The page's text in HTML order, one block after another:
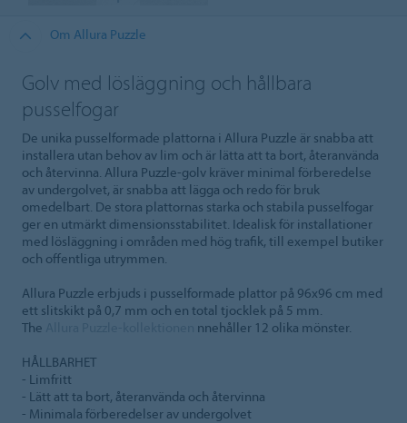
Om Allura Puzzle
Golv med lösläggning och hållbara
pusselfogar
De unika pusselformade plattorna i Allura Puzzle är snabba att
installera utan behov av lim och är lätta att ta bort, återanvända
och återvinna. Allura Puzzle-golv kräver minimal förberedelse
av undergolvet, är snabba att lägga och redo för bruk
omedelbart. De stora plattornas starka och stabila pusselfogar
ger en utmärkt dimensionsstabilitet. Idealisk för installationer
med lösläggning i områden med hög trafik, till exempel butiker
och offentliga utrymmen.
Allura Puzzle erbjuds i pusselformade plattor på 96x96 cm med
ett slitskikt på 0,7 mm och en total tjocklek på 5 mm.
The
nnehåller 12 olika mönster.
HÅLLBARHET
- Limfritt
- Lätt att ta bort, återanvända och återvinna
- Minimala förberedelser av undergolvet